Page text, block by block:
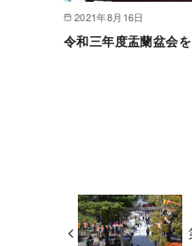
2021年8月16日
令和三年度盂蘭盆会